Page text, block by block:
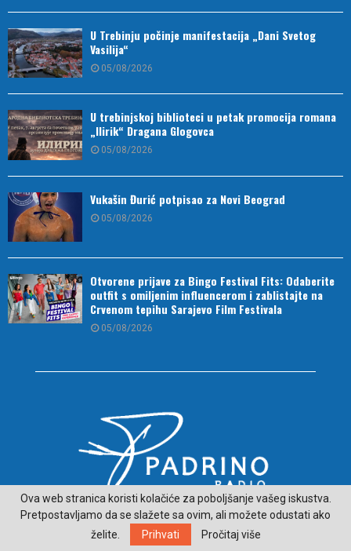
U Trebinju počinje manifestacija „Dani Svetog
Vasilija“
05/08/2026
U trebinjskoj biblioteci u petak promocija romana
„Ilirik“ Dragana Glogovca
05/08/2026
Vukašin Đurić potpisao za Novi Beograd
05/08/2026
Otvorene prijave za Bingo Festival Fits: Odaberite
outfit s omiljenim influencerom i zablistajte na
Crvenom tepihu Sarajevo Film Festivala
05/08/2026
O NAMA
Ova web stranica koristi kolačiće za poboljšanje vašeg iskustva.
Pretpostavljamo da se slažete sa ovim, ali možete odustati ako
želite.
Prihvati Pročitaj više